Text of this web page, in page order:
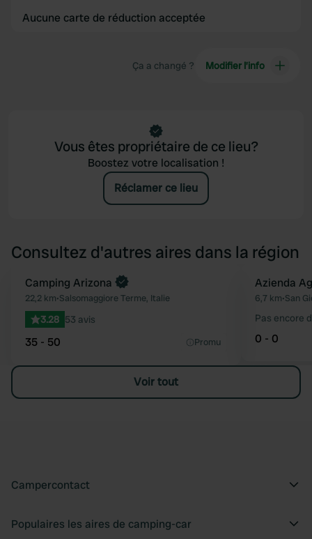
Aucune carte de réduction acceptée
Ça a changé ? Modifier l’info
Vous êtes propriétaire de ce lieu?
Boostez votre localisation !
Réclamer ce lieu
Consultez d'autres aires dans la région
Préféré
Camping Arizona
22,2 km•Salsomaggiore Terme, Italie
3.28 53 avis
35 - 50 Promu
Azienda
6,7 km•San
Pas encore
0 - 0
Voir tout
Campercontact
Populaires les aires de camping-car